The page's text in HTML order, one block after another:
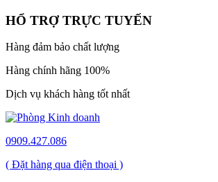
HỔ TRỢ TRỰC TUYẾN
Hàng đảm bảo chất lượng
Hàng chính hãng 100%
Dịch vụ khách hàng tốt nhất
0909.427.086
( Đặt hàng qua điện thoại )